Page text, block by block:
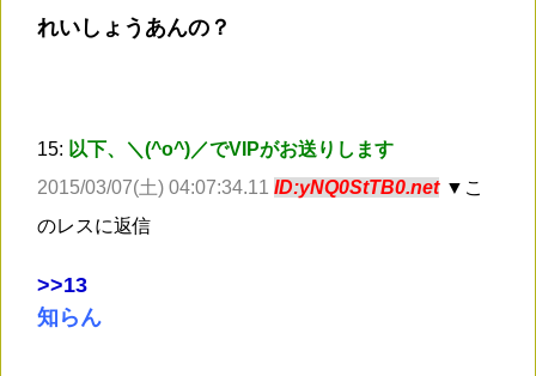
れいしょうあんの？
15: 以下、＼(^o^)／でVIPがお送りします
2015/03/07(土) 04:07:34.11 ID:yNQ0StTB0.net ▼こ
のレスに返信
>>13
知らん